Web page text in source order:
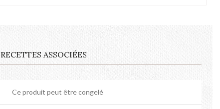
RECETTES ASSOCIÉES
Ce produit peut être congelé